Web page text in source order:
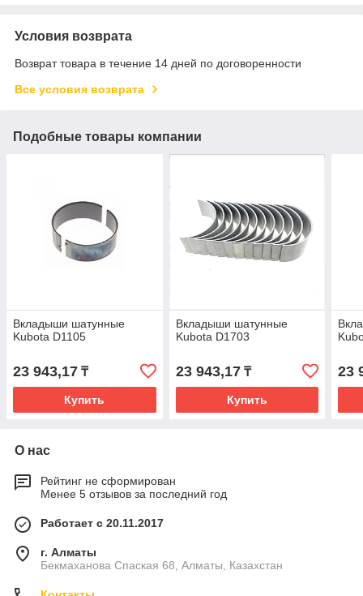
Условия возврата
Возврат товара в течение 14 дней по договоренности
Все условия возврата
Подобные товары компании
Вкладыши шатунные
Kubota D1105
23 943,17 ₸
Купить
Вкладыши шатунные
Kubota D1703
23 943,17₸
Купить
23
О нас
Рейтинг не сформирован
Менее 5 отзывов за последний год
Работает с 20.11.2017
г. Алматы
Бекмаханова Спаская 68, Алматы, Казахстан